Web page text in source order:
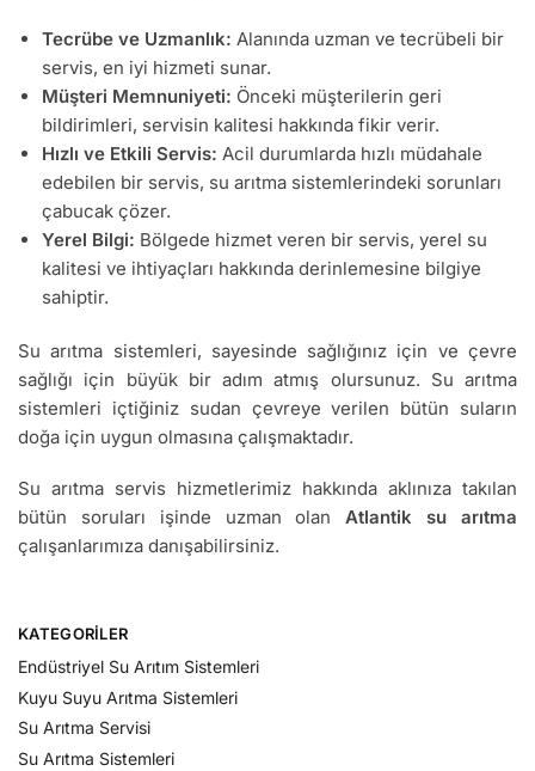
Tecrübe ve Uzmanlık: Alanında uzman ve tecrübeli bir
servis, en iyi hizmeti sunar.
Müşteri Memnuniyeti: Önceki müşterilerin geri
bildirimleri, servisin kalitesi hakkında fikir verir.
Hızlı ve Etkili Servis: Acil durumlarda hızlı müdahale
edebilen bir servis, su arıtma sistemlerindeki sorunları
çabucak çözer.
Yerel Bilgi: Bölgede hizmet veren bir servis, yerel su
kalitesi ve ihtiyaçları hakkında derinlemesine bilgiye
sahiptir.
Su arıtma sistemleri, sayesinde sağlığınız için ve çevre
sağlığı için büyük bir adım atmış olursunuz. Su arıtma
sistemleri içtiğiniz sudan çevreye verilen bütün suların
doğa için uygun olmasına çalışmaktadır.
Su arıtma servis hizmetlerimiz hakkında aklınıza takılan
bütün soruları işinde uzman olanAtlantik su arıtma
çalışanlarımıza danışabilirsiniz.
KATEGORILER
Endüstriyel Su Arıtım Sistemleri
Kuyu Suyu Arıtma Sistemleri
Su Arıtma Servisi
Su Arıtma Sistemleri